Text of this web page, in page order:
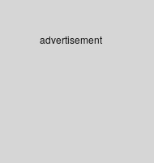
advertisement